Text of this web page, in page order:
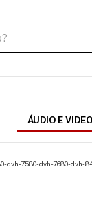
ÁUDIO E VIDEO
dvh-7580-dvh-7680-dvh-